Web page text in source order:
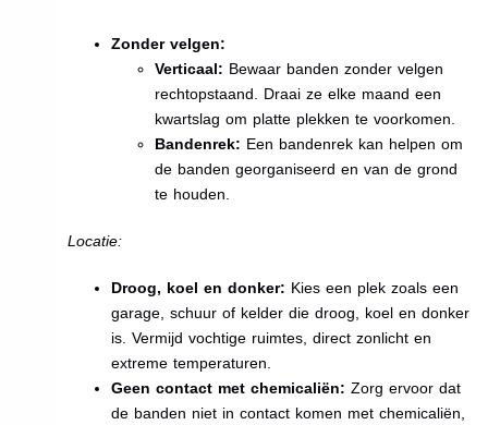
Zonder velgen:
Verticaal: Bewaar banden zonder velgen
rechtopstaand. Draai ze elke maand een
kwartslag om platte plekken te voorkomen.
Bandenrek: Een bandenrek kan helpen om
de banden georganiseerd en van de grond
te houden.
Locatie:
Droog, koel en donker: Kies een plek zoals een
garage, schuur of kelder die droog, koel en donker
is. Vermijd vochtige ruimtes, direct zonlicht en
extreme temperaturen.
Geen contact met chemicaliën: Zorg ervoor dat
de banden niet in contact komen met chemicaliën,